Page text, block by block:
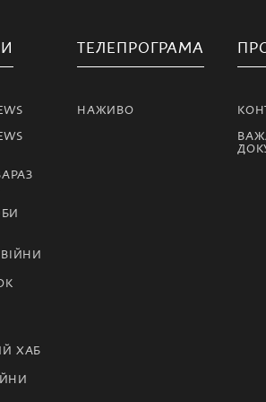
ХАБ
ТЕЛЕПРОГРАМА
НАЖИВО